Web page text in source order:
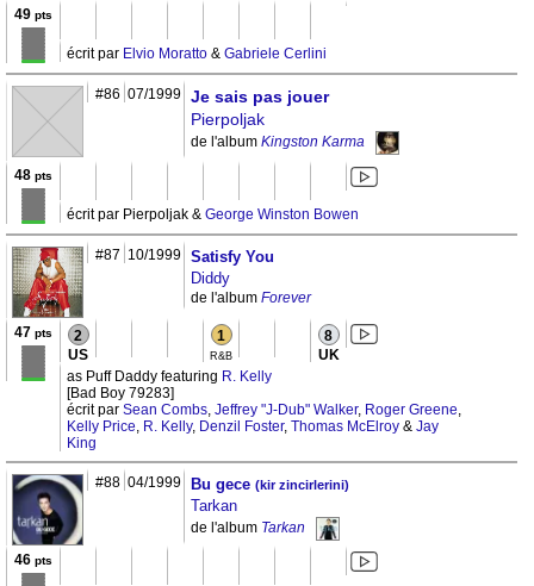
49 pts
écrit par Elvio Moratto & Gabriele Cerlini
#86 07/1999 Je sais pas jouer
Pierpoljak
de l'album Kingston Karma
48 pts
écrit par Pierpoljak & George Winston Bowen
#87 10/1999 Satisfy You
Diddy
de l'album Forever
47 pts 2
US
1
R&B
8
UK
as Puff Daddy featuring R. Kelly
[Bad Boy 79283]
écrit par Sean Combs, Jeffrey "J-Dub" Walker, Roger Greene,
Kelly Price, R. Kelly, Denzil Foster, Thomas McElroy & Jay
King
#88 04/1999 Bu gece (kir zincirlerini)
Tarkan
de l'album Tarkan
46 pts